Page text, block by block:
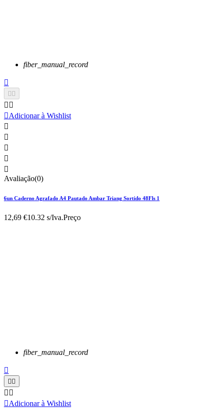
fiber_manual_record

 
 
Adicionar à Wishlist





Avaliação(0)
6un Caderno Agrafado A4 Pautado Ambar Triang Sortido 48Fls 1
12,69 €10.32 s/Iva.Preço
fiber_manual_record

 
 
Adicionar à Wishlist